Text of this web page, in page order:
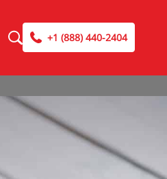
+1 (888) 440-2404